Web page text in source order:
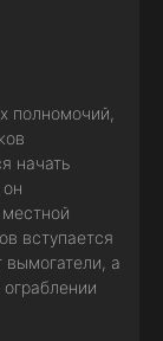
полномочий,
начать
вступается
вымогатели, а